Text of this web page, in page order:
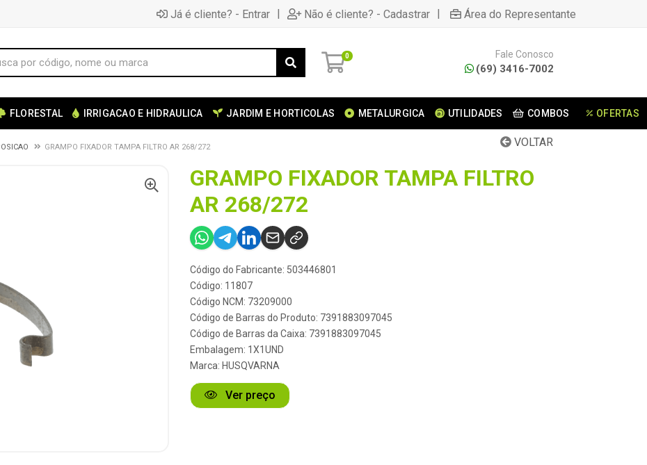
Já é cliente? - Entrar | Não é cliente? - Cadastrar | Área do Representante
0 Fale Conosco
(69) 3416-7002
FLORESTAL IRRIGACAO E HIDRAULICA JARDIM E HORTICOLAS METALURGICA UTILIDADES COMBOS OFERTAS
VOLTAR
GRAMPO FIXADOR TAMPA FILTRO AR 268/272
GRAMPO FIXADOR TAMPA FILTRO
AR 268/272
Código do Fabricante: 503446801
Código: 11807
Código NCM: 73209000
Código de Barras do Produto: 7391883097045
Código de Barras da Caixa: 7391883097045
Embalagem: 1X1UND
Marca: HUSQVARNA
Ver preço